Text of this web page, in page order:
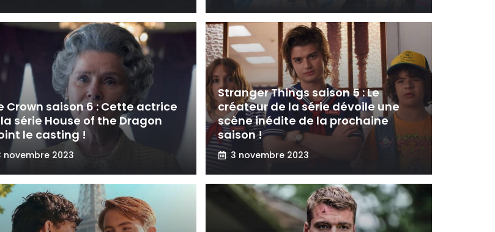
Crown saison 6 : Cette actrice
série House of the Dragon
le casting !
novembre 2023
Stranger Things saison 5 : Le
créateur de la série dévoile une
scène inédite de la prochaine
saison !
3 novembre 2023